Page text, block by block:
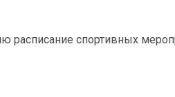
спортивных